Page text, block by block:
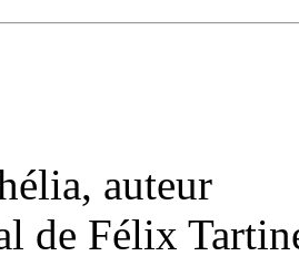
auteur
de Félix